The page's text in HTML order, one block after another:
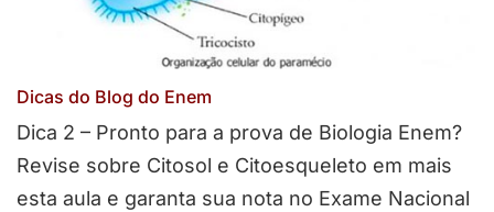
Dicas do Blog do Enem
Dica 2 – Pronto para a prova de Biologia Enem?
Revise sobre Citosol e Citoesqueleto em mais
esta aula e garanta sua nota no Exame Nacional